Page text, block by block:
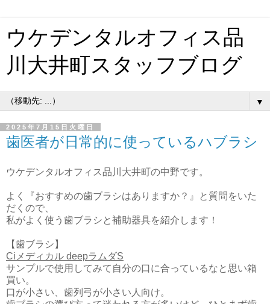
ウケデンタルオフィス品
川大井町スタッフブログ
▼
2025年7月15日火曜日
歯医者が日常的に使っているハブラシ
ウケデンタルオフィス品川大井町の中野です。
よく『おすすめの歯ブラシはありますか？』と質問をいた
だくので、
私がよく使う歯ブラシと補助器具を紹介します！
【歯ブラシ】
Ciメディカル deepラムダS
サンプルで使用してみて自分の口に合っているなと思い箱
買い。
口が小さい、歯列弓が小さい人向け。